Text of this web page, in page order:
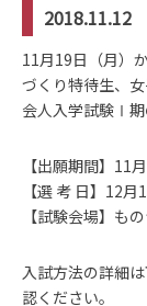
2018.11.12
11月19日（月）
づくり特待生、
会人入学試験Ⅰ期
【出願期間】11
【選 考 日】12月
【試験会場】も
入試方法の詳細
認ください。